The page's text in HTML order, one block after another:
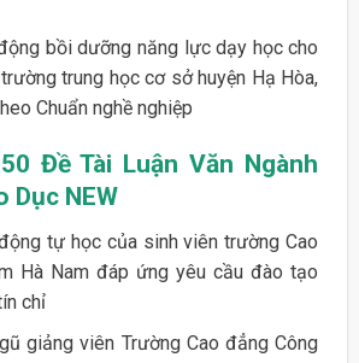
bồi dưỡng năng lực dạy học cho
trung học cơ sở huyện Hạ Hòa,
Chuẩn nghề nghiệp
Đề Tài Luận Văn Ngành
Dục NEW
tự học của sinh viên trường Cao
Hà Nam đáp ứng yêu cầu đào tạo
chỉ
giảng viên Trường Cao đẳng Công